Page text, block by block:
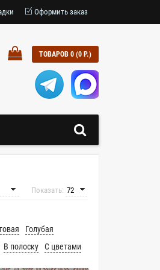
Оформить заказ
ТОВАРОВ 0 (0 Р.)
Показать:
Голубая
В полоску С цветами